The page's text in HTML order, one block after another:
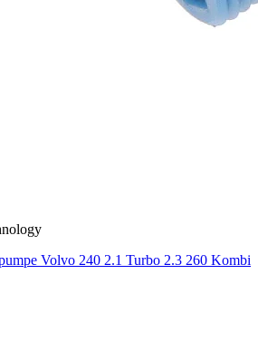
Volvo 240 2.1 Turbo 2.3 260 Kombi